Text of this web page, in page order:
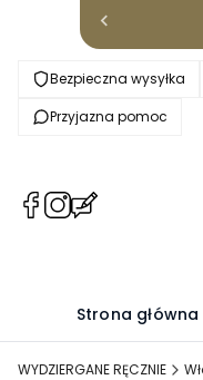
Bezpieczna wysyłka
Przyjazna pomoc
(Otwiera
karcie)
(Otwiera
karcie)
(Otwiera
karcie)
Strona główna
WYDZIERGANE RĘCZNIE